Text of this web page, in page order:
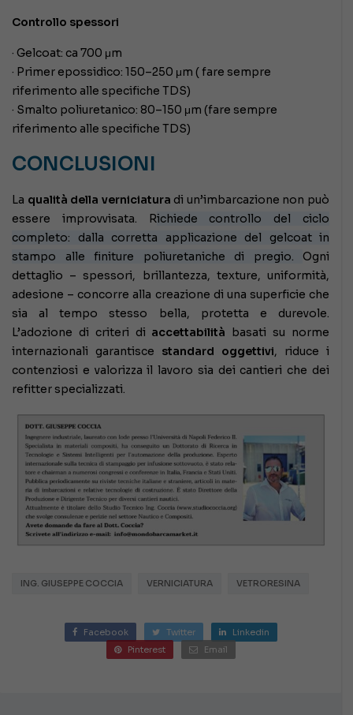
Controllo spessori
· Gelcoat: ca 700 μm
· Primer epossidico: 150–250 μm ( fare sempre
riferimento alle specifiche TDS)
· Smalto poliuretanico: 80–150 μm (fare sempre
riferimento alle specifiche TDS)
CONCLUSIONI
La qualità della verniciatura di un’imbarcazione non può
essere improvvisata. Richiede controllo del ciclo
completo: dalla corretta applicazione del gelcoat in
stampo alle finiture poliuretaniche di pregio. Ogni
dettaglio – spessori, brillantezza, texture, uniformità,
adesione – concorre alla creazione di una superficie che
sia al tempo stesso bella, protetta e durevole.
L’adozione di criteri di accettabilità basati su norme
internazionali garantisce standard oggettivi, riduce i
contenziosi e valorizza il lavoro sia dei cantieri che dei
refitter specializzati.
ING. GIUSEPPE COCCIA VERNICIATURA VETRORESINA
Facebook Twitter
Linkedin
Pinterest
Email